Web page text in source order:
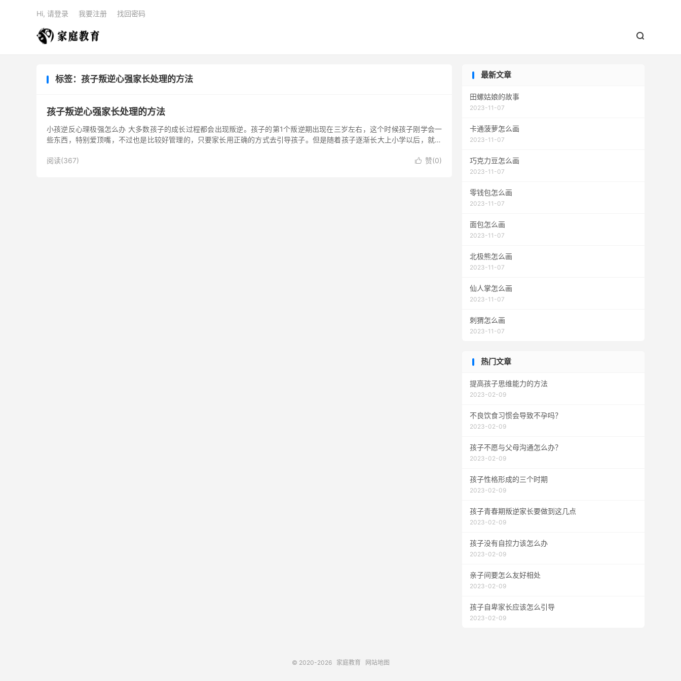

Hi, 请登录 我要注册 找回密码
标签：孩子叛逆心强家长处理的方法
孩子叛逆心强家长处理的方法
小孩逆反心理极强怎么办 大多数孩子的成长过程都会出现叛逆。孩子的第1个叛逆期出现在三岁左右，这个时候孩子刚学会一
些东西，特别爱顶嘴，不过也是比较好管理的，只要家长用正确的方式去引导孩子。但是随着孩子逐渐长大上小学以后，就会
 赞(0)
阅读(367)
最新文章
田螺姑娘的故事
2023-11-07
卡通菠萝怎么画
2023-11-07
巧克力豆怎么画
2023-11-07
零钱包怎么画
2023-11-07
面包怎么画
2023-11-07
北极熊怎么画
2023-11-07
仙人掌怎么画
2023-11-07
刺猬怎么画
2023-11-07
热门文章
提高孩子思维能力的方法
2023-02-09
不良饮食习惯会导致不孕吗？
2023-02-09
孩子不愿与父母沟通怎么办？
2023-02-09
孩子性格形成的三个时期
2023-02-09
孩子青春期叛逆家长要做到这几点
2023-02-09
孩子没有自控力该怎么办
2023-02-09
亲子间要怎么友好相处
2023-02-09
孩子自卑家长应该怎么引导
2023-02-09
© 2020-2026 家庭教育 网站地图